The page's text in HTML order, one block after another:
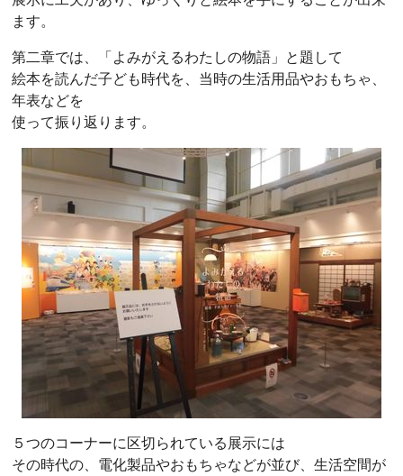
ます。
第二章では、「よみがえるわたしの物語」と題して
絵本を読んだ子ども時代を、当時の生活用品やおもちゃ、
年表などを
使って振り返ります。
５つのコーナーに区切られている展示には
その時代の、電化製品やおもちゃなどが並び、生活空間が